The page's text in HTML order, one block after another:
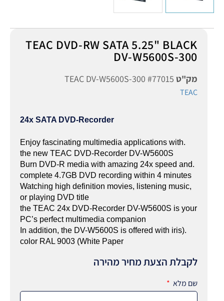
TEAC DVD-RW SATA 5.25" BLACK
DV-W5600S-300
מק"ט TEAC DV-W5600S-300 #77015
TEAC
24x SATA DVD-Recorder
.Enjoy fascinating multimedia applications with
the new TEAC DVD-Recorder DV-W5600S
.Burn DVD-R media with amazing 24x speed and
complete 4.7GB DVD recording within 4 minutes
,Watching high definition movies, listening music
or playing DVD title
the TEAC 24x DVD-Recorder DV-W5600S is your
PC’s perfect multimedia companion
.(In addition, the DV-W5600S is offered with iris
color RAL 9003 (White Paper
לקבלת הצעת מחיר מהירה
שם מלא